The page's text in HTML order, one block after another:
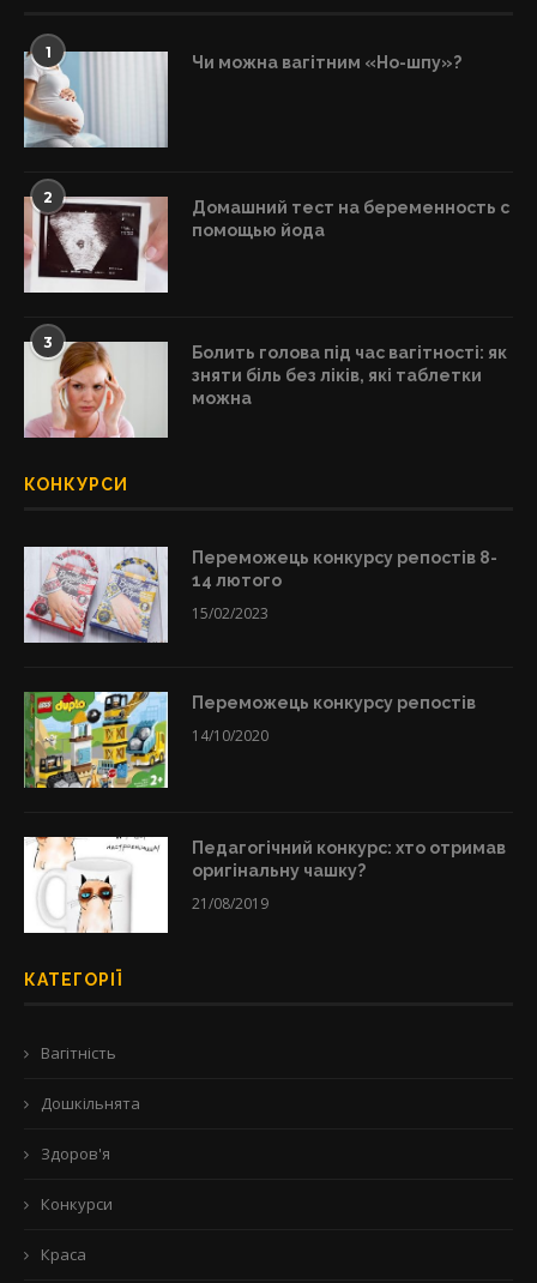
1 Чи можна вагітним «Но-шпу»?
2
Домашний тест на беременность с
помощью йода
3
Болить голова під час вагітності: як
зняти біль без ліків, які таблетки
можна
КОНКУРСИ
Переможець конкурсу репостів 8-
14 лютого
15/02/2023
Переможець конкурсу репостів
14/10/2020
Педагогічний конкурс: хто отримав
оригінальну чашку?
21/08/2019
КАТЕГОРІЇ
Вагітність
Дошкільнята
Здоров'я
Конкурси
Краса